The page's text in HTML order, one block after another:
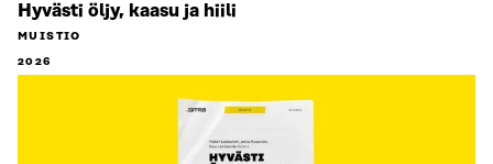
Hyvästi öljy, kaasu ja hiili
MUISTIO
2026